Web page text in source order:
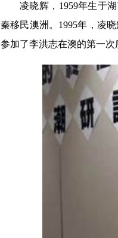
凌晓辉，1959年生于
秦移民澳洲。1995年，凌
参加了李洪志在澳的第一次